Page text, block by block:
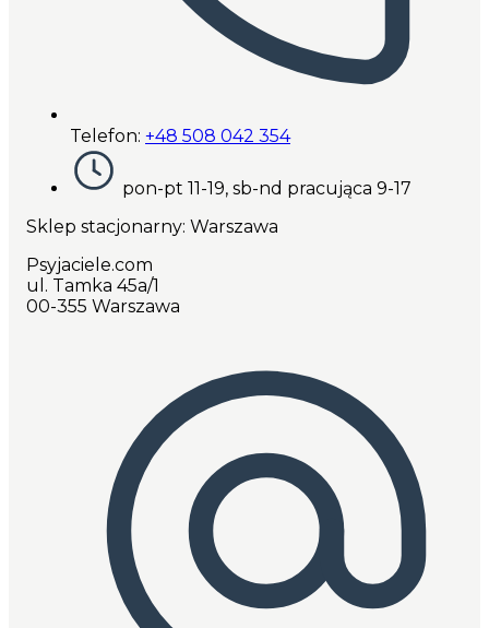
Telefon: +48 508 042 354
pon-pt 11-19, sb-nd pracująca 9-17
Sklep stacjonarny: Warszawa
Psyjaciele.com
ul. Tamka 45a/1
00-355 Warszawa